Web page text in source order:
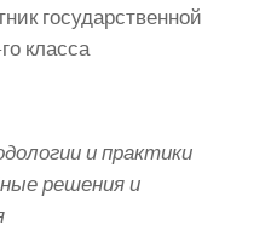
государственной
класса
и практики
решения и